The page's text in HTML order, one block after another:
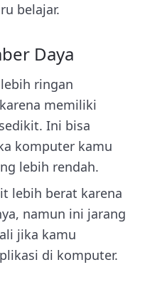
belajar.
Daya
ringan
memiliki
Ini bisa
komputer kamu
lebih rendah.
lebih berat karena
namun ini jarang
jika kamu
di komputer.